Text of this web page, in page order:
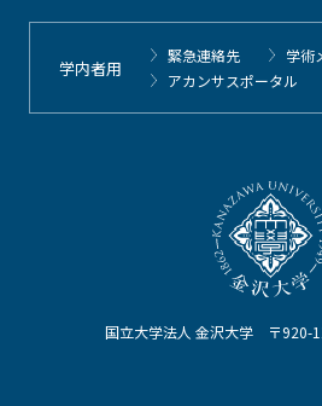
国立大学法人 金沢大学 〒920-
学内者用
緊急連絡先
学術
アカンサスポータル